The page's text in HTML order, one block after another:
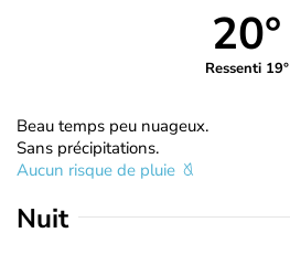
20°
Ressenti 19°
Beau temps peu nuageux.
Sans précipitations.
Aucun risque de pluie
Nuit